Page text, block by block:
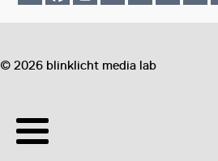
© 2026 blinklicht media lab